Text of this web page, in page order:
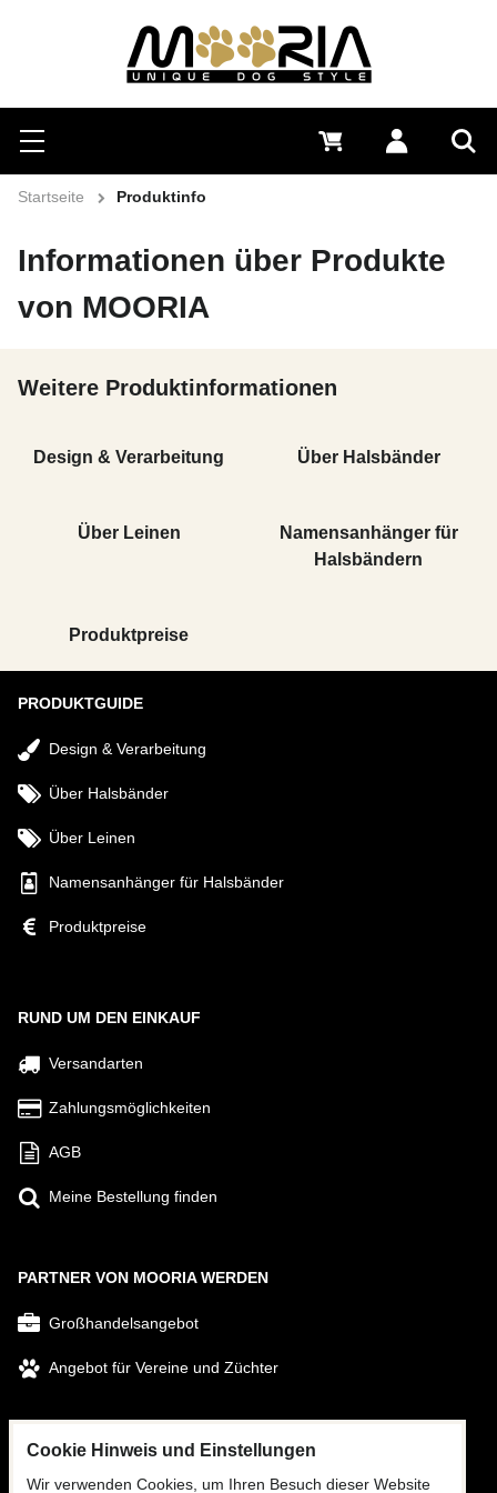
Suchen
Menü Anmelden
0 €
Startseite Produktinfo
Informationen über Produkte
von MOORIA
Weitere Produktinformationen
Design & Verarbeitung Über Halsbänder
Über Leinen
Namensanhänger für
Halsbändern
Produktpreise
PRODUKTGUIDE
Design & Verarbeitung
Über Halsbänder
Über Leinen
Namensanhänger für Halsbänder
Produktpreise
RUND UM DEN EINKAUF
Versandarten
Zahlungsmöglichkeiten
AGB
Meine Bestellung finden
PARTNER VON MOORIA WERDEN
Großhandelsangebot
Angebot für Vereine und Züchter
Facebook
Cookie Hinweis und Einstellungen
Wir verwenden Cookies, um Ihren Besuch dieser Website